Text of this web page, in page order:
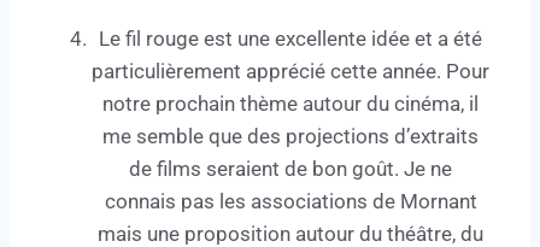
Le fil rouge est une excellente idée et a été
particulièrement apprécié cette année. Pour
notre prochain thème autour du cinéma, il
me semble que des projections d’extraits
de films seraient de bon goût. Je ne
connais pas les associations de Mornant
mais une proposition autour du théâtre, du